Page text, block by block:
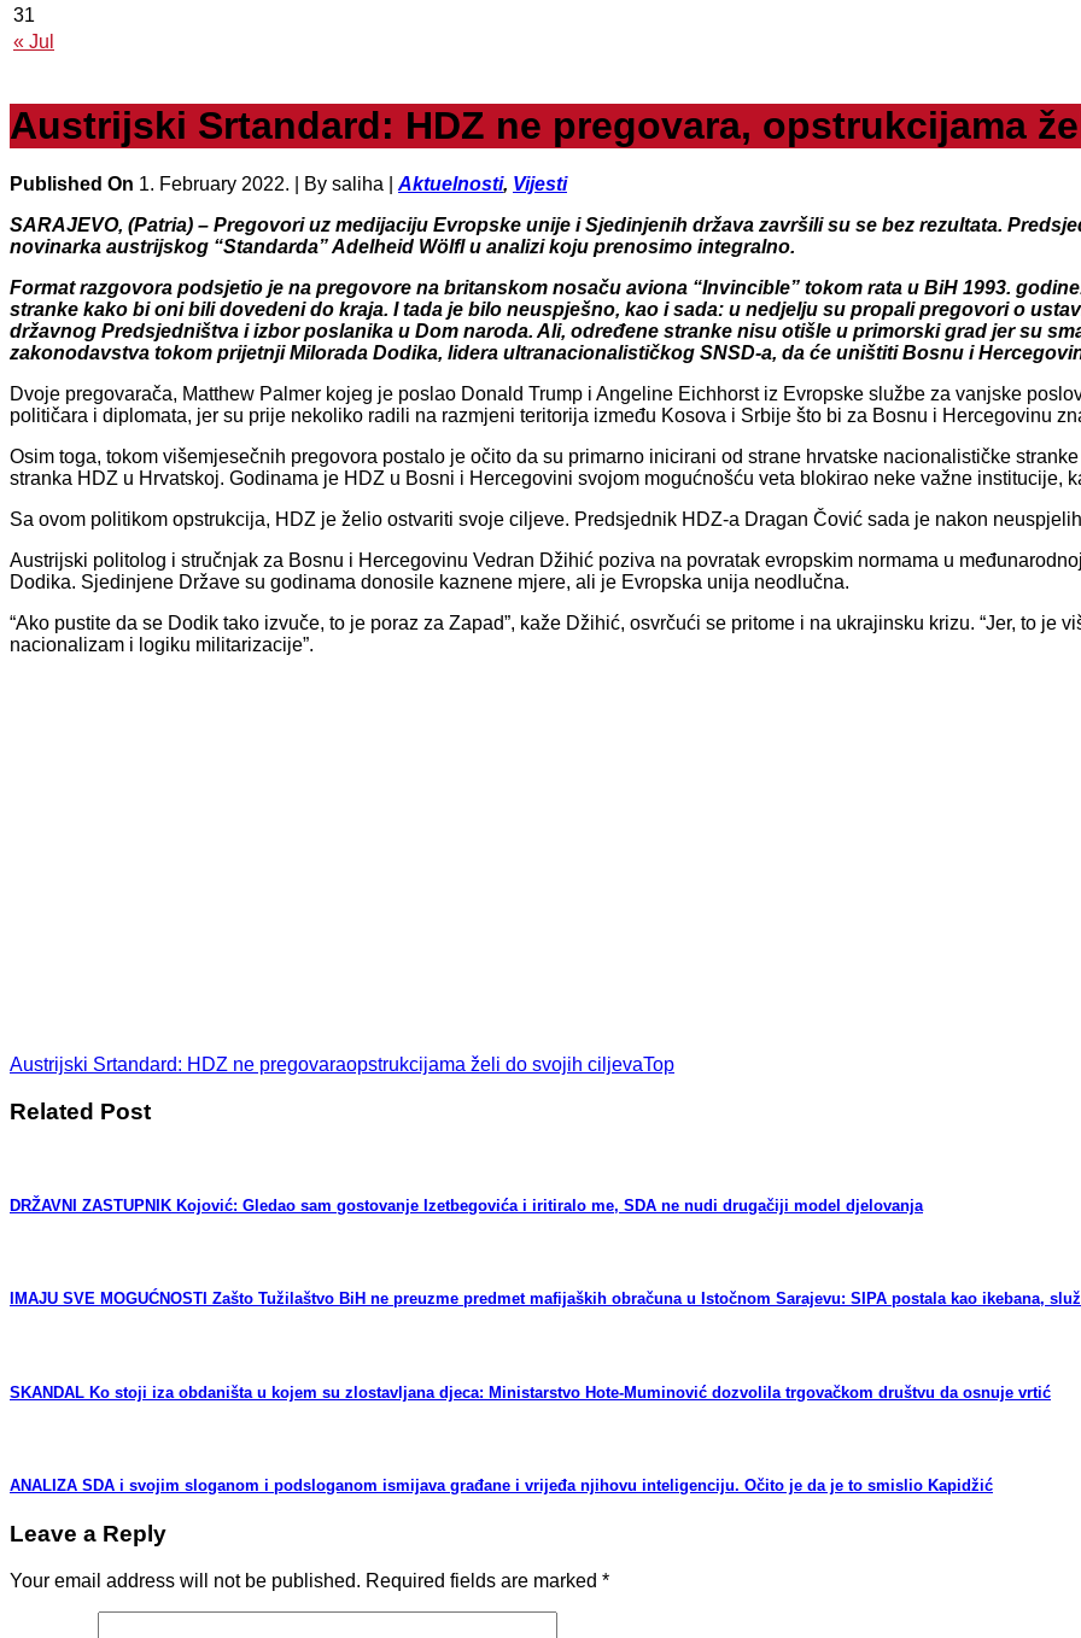
« Jul
31
Austrijski Srtandard: HDZ ne pregovara, opstrukcijama
Published On 1. February 2022. | By saliha | Aktuelnosti, Vijesti
SARAJEVO, (Patria) – Pregovori uz medijaciju Evropske unije i Sjedinjenih država završili su se bez rezultata.
novinarka austrijskog “Standarda” Adelheid Wölfl u analizi koju prenosimo integralno.
Format razgovora podsjetio je na pregovore na britanskom nosaču aviona “Invincible” tokom rata u BiH 1993.
stranke kako bi oni bili dovedeni do kraja. I tada je bilo neuspješno, kao i sada: u nedjelju su propali pregovori o
državnog Predsjedništva i izbor poslanika u Dom naroda. Ali, određene stranke nisu otišle u primorski grad jer su
zakonodavstva tokom prijetnji Milorada Dodika, lidera ultranacionalističkog SNSD-a, da će uništiti Bosnu i
Dvoje pregovarača, Matthew Palmer kojeg je poslao Donald Trump i Angeline Eichhorst iz Evropske službe za vanjske
političara i diplomata, jer su prije nekoliko radili na razmjeni teritorija između Kosova i Srbije što bi za Bosnu i Hercegovinu
Osim toga, tokom višemjesečnih pregovora postalo je očito da su primarno inicirani od strane hrvatske nacionalističke
stranka HDZ u Hrvatskoj. Godinama je HDZ u Bosni i Hercegovini svojom mogućnošću veta blokirao neke važne institucije,
Sa ovom politikom opstrukcija, HDZ je želio ostvariti svoje ciljeve. Predsjednik HDZ-a Dragan Čović sada je nakon
Austrijski politolog i stručnjak za Bosnu i Hercegovinu Vedran Džihić poziva na povratak evropskim normama u
Dodika. Sjedinjene Države su godinama donosile kaznene mjere, ali je Evropska unija neodlučna.
“Ako pustite da se Dodik tako izvuče, to je poraz za Zapad”, kaže Džihić, osvrčući se pritome i na ukrajinsku krizu. “Jer, to je
nacionalizam i logiku militarizacije”.
Austrijski Srtandard: HDZ ne pregovaraopstrukcijama želi do svojih ciljevaTop
Related Post
DRŽAVNI ZASTUPNIK Kojović: Gledao sam gostovanje Izetbegovića i iritiralo me, SDA ne nudi drugačiji model djelovanja
IMAJU SVE MOGUĆNOSTI Zašto Tužilaštvo BiH ne preuzme predmet mafijaških obračuna u Istočnom Sarajevu: SIPA postala kao ikebana,
SKANDAL Ko stoji iza obdaništa u kojem su zlostavljana djeca: Ministarstvo Hote-Muminović dozvolila trgovačkom društvu da osnuje vrtić
ANALIZA SDA i svojim sloganom i podsloganom ismijava građane i vrijeđa njihovu inteligenciju. Očito je da je to smislio Kapidžić
Leave a Reply
Your email address will not be published. Required fields are marked *